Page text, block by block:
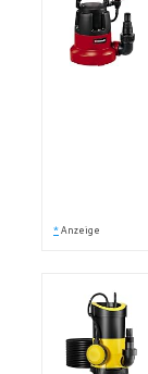
* Anzeige